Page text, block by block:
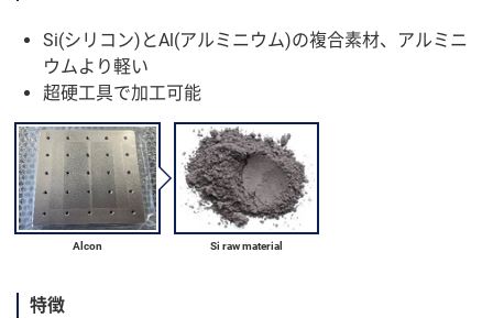
Si(シリコン)とAl(アルミニウム)の複合素材、アルミニ
ウムより軽い
超硬工具で加工可能
Alcon Si raw material
特徴